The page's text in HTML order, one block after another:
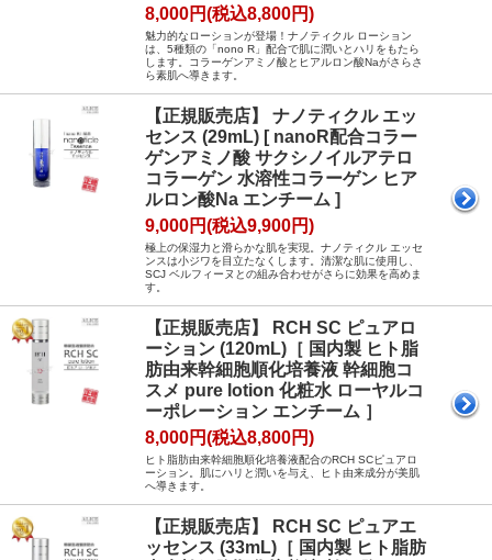
8,000円(税込8,800円)
魅力的なローションが登場！ナノティクル ローション
は、5種類の「nono R」配合で肌に潤いとハリをもたら
します。コラーゲンアミノ酸とヒアルロン酸Naがさらさ
ら素肌へ導きます。
【正規販売店】 ナノティクル エッ
センス (29mL) [ nanoR配合コラー
ゲンアミノ酸 サクシノイルアテロ
コラーゲン 水溶性コラーゲン ヒア
ルロン酸Na エンチーム ]
9,000円(税込9,900円)
極上の保湿力と滑らかな肌を実現。ナノティクル エッセ
ンスは小ジワを目立たなくします。清潔な肌に使用し、
SCJ ベルフィーヌとの組み合わせがさらに効果を高めま
す。
【正規販売店】 RCH SC ピュアロ
ーション (120mL)［ 国内製 ヒト脂
肪由来幹細胞順化培養液 幹細胞コ
スメ pure lotion 化粧水 ローヤルコ
ーポレーション エンチーム ］
8,000円(税込8,800円)
ヒト脂肪由来幹細胞順化培養液配合のRCH SCピュアロ
ーション。肌にハリと潤いを与え、ヒト由来成分が美肌
へ導きます。
【正規販売店】 RCH SC ピュアエ
ッセンス (33mL)［ 国内製 ヒト脂肪